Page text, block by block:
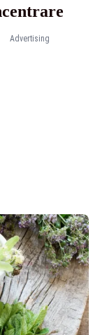
Advertising